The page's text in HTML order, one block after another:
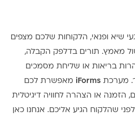
שיא ופנאי, הלקוחות שלכם מצפים
מאמץ. תורים בדלפק הקבלה,
בריאות או שליחת מסמכים
מערכת iForms מאפשרת לכם
הזמנה או הצהרה לחוויה דיגיטלית
שהלקוח הגיע אליכם. אנחנו כאן